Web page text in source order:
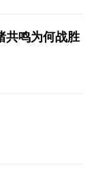
共鸣为何战胜